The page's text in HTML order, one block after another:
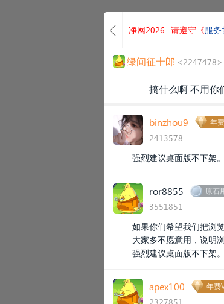
净网2026 请遵守《服务
绿间征十郎 <2247478>
搞什么啊 不用你
binzhou9 年
2413578
强烈建议桌面版不下架。
ror8855 原石
3551851
如果你们希望我们把浏
大家多不愿意用，说明
强烈建议桌面版不下架。
apex100 年费